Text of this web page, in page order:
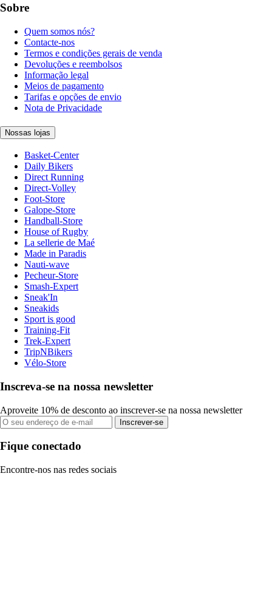
Sobre
Quem somos nós?
Contacte-nos
Termos e condições gerais de venda
Devoluções e reembolsos
Informação legal
Meios de pagamento
Tarifas e opções de envio
Nota de Privacidade
Nossas lojas
Basket-Center
Daily Bikers
Direct Running
Direct-Volley
Foot-Store
Galope-Store
Handball-Store
House of Rugby
La sellerie de Maé
Made in Paradis
Nauti-wave
Pecheur-Store
Smash-Expert
Sneak'In
Sneakids
Sport is good
Training-Fit
Trek-Expert
TripNBikers
Vélo-Store
Inscreva-se na nossa newsletter
Aproveite 10% de desconto ao inscrever-se na nossa newsletter
Inscrever-se
Fique conectado
Encontre-nos nas redes sociais